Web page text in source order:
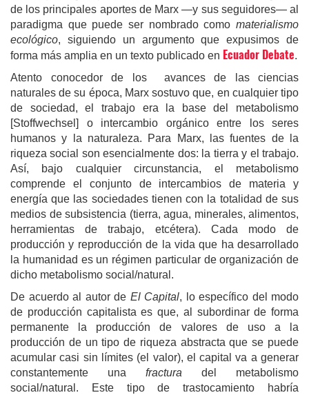
de los principales aportes de Marx —y sus seguidores— al
paradigma que puede ser nombrado como materialismo
ecológico, siguiendo un argumento que expusimos de
forma más amplia en un texto publicado en Ecuador Debate.
Atento conocedor de los avances de las ciencias
naturales de su época, Marx sostuvo que, en cualquier tipo
de sociedad, el trabajo era la base del metabolismo
[Stoffwechsel] o intercambio orgánico entre los seres
humanos y la naturaleza. Para Marx, las fuentes de la
riqueza social son esencialmente dos: la tierra y el trabajo.
Así, bajo cualquier circunstancia, el metabolismo
comprende el conjunto de intercambios de materia y
energía que las sociedades tienen con la totalidad de sus
medios de subsistencia (tierra, agua, minerales, alimentos,
herramientas de trabajo, etcétera). Cada modo de
producción y reproducción de la vida que ha desarrollado
la humanidad es un régimen particular de organización de
dicho metabolismo social/natural.
De acuerdo al autor de El Capital, lo específico del modo
de producción capitalista es que, al subordinar de forma
permanente la producción de valores de uso a la
producción de un tipo de riqueza abstracta que se puede
acumular casi sin límites (el valor), el capital va a generar
constantemente una fractura del metabolismo
social/natural. Este tipo de trastocamiento habría